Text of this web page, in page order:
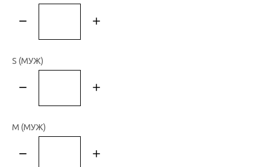
S (МУЖ)
M (МУЖ)